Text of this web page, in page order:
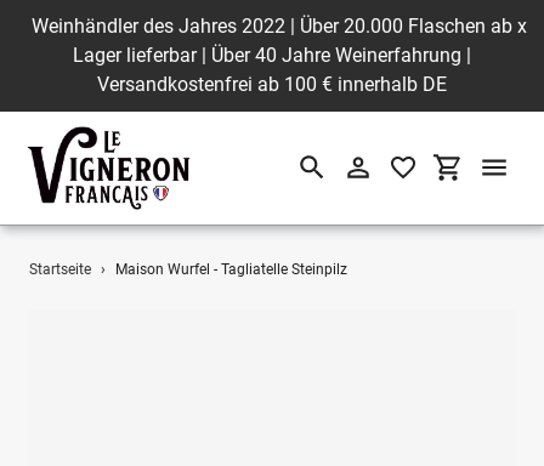
Direkt
Weinhändler des Jahres 2022 | Über 20.000 Flaschen ab
Lager lieferbar | Über 40 Jahre Weinerfahrung |
Versandkostenfrei ab 100 € innerhalb DE
x
SuchenEinloggen
Startseite › Maison Wurfel - Tagliatelle Steinpilz